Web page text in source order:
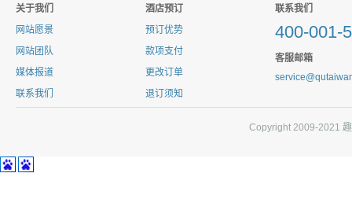
关于我们
网站愿景
网站团队
媒体报道
联系我们
酒店预订
预订优势
款项支付
更改订单
退订须知
联系我们
400-001-
客服邮箱
Copyright 2009-2021